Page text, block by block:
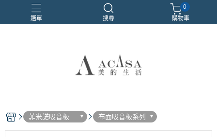
選單 搜尋
吸音板 施工 菲米諾
0
購物車
菲米諾吸音板 布面吸音板系列